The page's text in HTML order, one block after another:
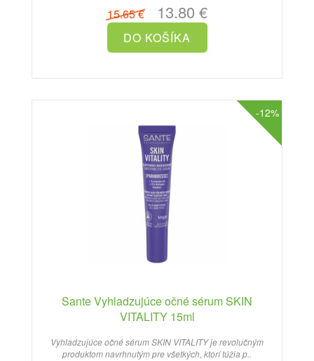
15.65 €13.80 €
-12%
Sante Vyhladzujúce očné sérum SKIN
VITALITY 15ml
Vyhladzujúce očné sérum SKIN VITALITY je revolučným
produktom navrhnutým pre všetkých, ktorí túžia p..